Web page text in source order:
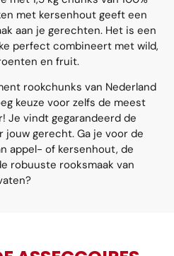
met kersenhout geeft een
aan je gerechten. Het is een
perfect combineert met wild,
en fruit.
rookchunks van Nederland
keuze voor zelfs de meest
Je vindt gegarandeerd de
gerecht. Ga je voor de
appel- of kersenhout, de
robuuste rooksmaak van